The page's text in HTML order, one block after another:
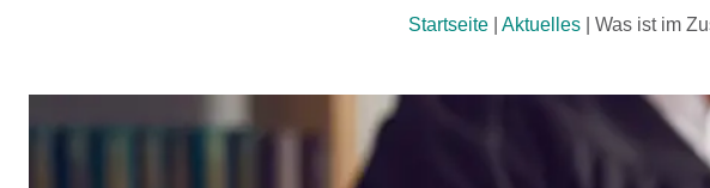
Startseite Aktuelles Was ist im